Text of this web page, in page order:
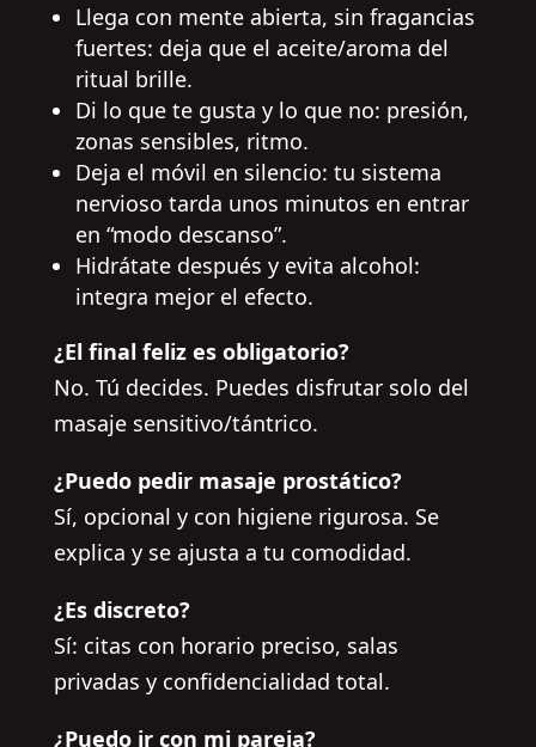
Llega con mente abierta, sin fragancias
fuertes: deja que el aceite/aroma del
ritual brille.
Di lo que te gusta y lo que no: presión,
zonas sensibles, ritmo.
Deja el móvil en silencio: tu sistema
nervioso tarda unos minutos en entrar
en “modo descanso”.
Hidrátate después y evita alcohol:
integra mejor el efecto.
¿El final feliz es obligatorio?
No. Tú decides. Puedes disfrutar solo del
masaje sensitivo/tántrico.
¿Puedo pedir masaje prostático?
Sí, opcional y con higiene rigurosa. Se
explica y se ajusta a tu comodidad.
¿Es discreto?
Sí: citas con horario preciso, salas
privadas y confidencialidad total.
¿Puedo ir con mi pareja?